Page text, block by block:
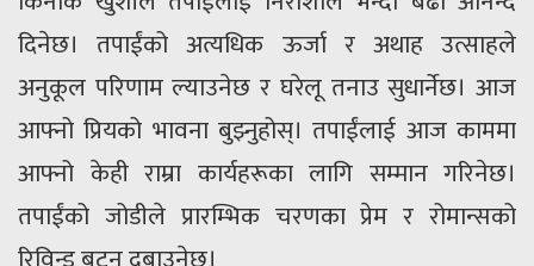
दिनेछ। तपाईंको अत्यधिक ऊर्जा र अथाह उत्साहले
अनुकूल परिणाम ल्याउनेछ र घरेलू तनाउ सुधार्नेछ। आज
आफ्नो प्रियको भावना बुझ्नुहोस्। तपाईंलाई आज काममा
आफ्नो केही राम्रा कार्यहरूका लागि सम्मान गरिनेछ।
तपाईंको जोडीले प्रारम्भिक चरणका प्रेम र रोमान्सको